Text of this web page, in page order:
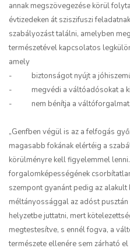
annak megszövegezése körül
évtizedeken át sziszifuszi
szabályozást találni, amelyben
természetével kapcsolatos
amely
- biztonságot nyújt a jóhiszemű
- megvédi a váltóadósokat a
- nem bénítja a váltóforgalmat.
„Genfben végül is az a felfogás
magasabb fokának elértéig a
körülményre kell figyelemmel
forgalomképességének
szempont gyanánt pedig az alakult
méltányossággal az adóst
helyzetbe juttatni, mert
megtestesítve, s ennél fogva, a
természete ellenére sem zárható